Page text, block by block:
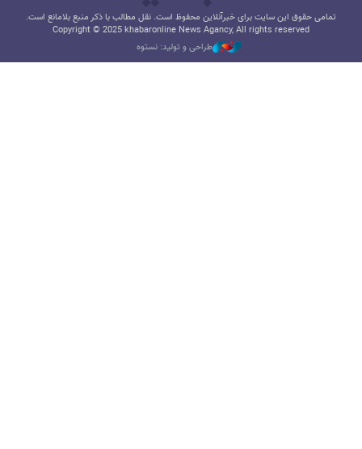
تمامی حقوق این سایت برای خبرآنلاین محفوظ است. نقل مطالب با ذکر منبع بلامانع است.
Copyright © 2025 khabaronline News Agancy, All rights reserved
طراحی و تولید: نستوه